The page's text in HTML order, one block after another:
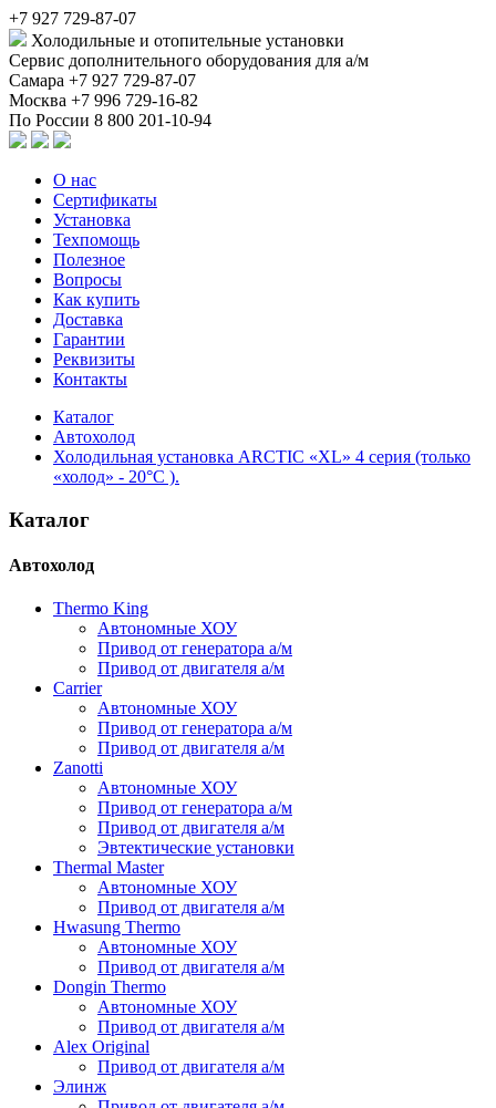
+7 927 729-87-07
Холодильные и отопительные установки
Сервис дополнительного оборудования для а/м
Самара +7 927 729-87-07
Москва +7 996 729-16-82
По России 8 800 201-10-94
О нас
Сертификаты
Установка
Техпомощь
Полезное
Вопросы
Как купить
Доставка
Гарантии
Реквизиты
Контакты
Каталог
Автохолод
Холодильная установка ARCTIC «XL» 4 серия (только
«холод» - 20°C ).
Каталог
Автохолод
Thermo King
Автономные ХОУ
Привод от генератора а/м
Привод от двигателя а/м
Carrier
Автономные ХОУ
Привод от генератора а/м
Привод от двигателя а/м
Zanotti
Автономные ХОУ
Привод от генератора а/м
Привод от двигателя а/м
Эвтектические установки
Thermal Master
Автономные ХОУ
Привод от двигателя а/м
Hwasung Thermo
Автономные ХОУ
Привод от двигателя а/м
Dongin Thermo
Автономные ХОУ
Привод от двигателя а/м
Alex Original
Привод от двигателя а/м
Элинж